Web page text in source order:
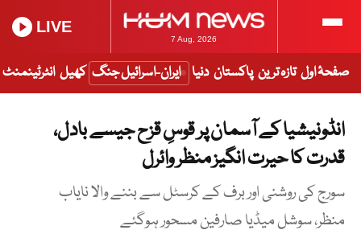
7 Aug, 2026
LIVE
صفحۂ اول تازہ ترین پاکستان دنیا ایران-اسرائیل جنگ کھیل انٹرٹینمنٹ
انڈونیشیا کے آسمان پر قوسِ قزح جیسے بادل،
قدرت کا حیرت انگیز منظر وائرل
سورج کی روشنی اور برف کے کرسٹل سے بننے والا نایاب
منظر، سوشل میڈیا صارفین مسحور ہوگئے